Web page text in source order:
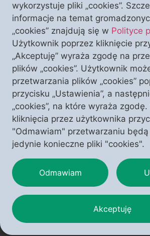
Nowy film sygnowany logiem
reżyserii podjął się Łukasz
duży ekran. Zaczynamy od
warszawskim kinie Luna. Już w
r. będą Państwo mogli zobaczyć
do przeszłości, trafnie kreśli obraz
rysuje scenariusze na przyszłość.
Totalitaryzm 2.0” powinien stać się
Copyright © 2025 – Polonia
wykorzystuje pliki „cookies”.
informacje na temat
„cookies” znajdują się w Polityce
Użytkownik poprzez kliknięcie
„Akceptuję” wyraża zgodę na
plików „cookies”. Użytkownik
przetwarzania plików „cookies”
przycisku „Ustawienia”, a
„cookies”, na które wyraża
kliknięcia przez użytkownika
"Odmawiam" przetwarzaniu
jedynie konieczne pliki "cookies".
Odmawiam
Akceptuję